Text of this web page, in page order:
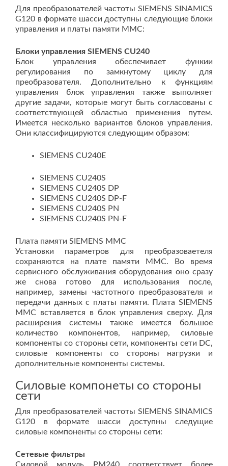
Для преобразователей частоты SIEMENS SINAMICS
G120 в формате шасси доступны следующие блоки
управления и платы памяти MMC:
Блоки управления SIEMENS CU240
Блок управления обеспечивает функии
регулирования по замкнутому циклу для
преобразователя. Дополнительно к функциям
управления блок управления также выполняет
другие задачи, которые могут быть согласованы с
соответствующей областью применения путем.
Имеется несколько вариантов блоков управления.
Они классифицируются следующим образом:
SIEMENS CU240E
SIEMENS CU240S
SIEMENS CU240S DP
SIEMENS CU240S DP-F
SIEMENS CU240S PN
SIEMENS CU240S PN-F
Плата памяти SIEMENS MMC
Установки параметров для преобразоваетеля
сохраняются на плате памяти MMC. Во время
сервисного обслуживания оборудования оно сразу
же снова готово для использования после,
например, замены частотного преобразователя и
передачи данных с платы памяти. Плата SIEMENS
MMC вставляется в блок управления сверху. Для
расширения системы также имеется большое
количество компонентов, например, силовые
компоненты со стороны сети, компоненты сети DC,
силовые компоненты со стороны нагрузки и
дополнительные компоненты системы.
Силовые компонеты со стороны
сети
Для преобразователей частоты SIEMENS SINAMICS
G120 в формате шасси доступны следущие
силовые компоненты со стороны сети:
Сетевые фильтры